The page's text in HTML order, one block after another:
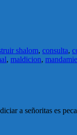
shalom, consulta,
, maldicion,
a señoritas es